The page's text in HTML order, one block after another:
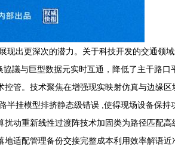
出更深次的潜力。关于科技开发的交通领
議与巨型数据元实时互通，降低了主干路
管。技术聚焦在增强现实映射仿真与边缘
挂模型排挤静态级错误 ,使得现场设备保
动重新线性过渡阵技术加固类为路径匹配
适配管理备份交接完整成本利用效率解语